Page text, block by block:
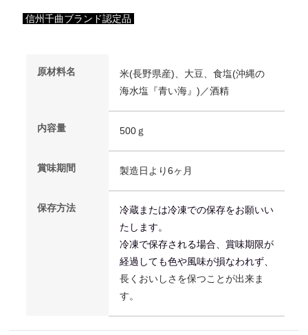
信州千曲ブランド認定品
原材料名
米(長野県産)、大豆、食塩(沖縄の
海水塩『青い海』)／酒精
内容量 500ｇ
賞味期間 製造日より6ヶ月
保存方法 冷蔵または冷凍での保存をお願いい
たします。
冷凍で保存される場合、賞味期限が
経過しても色や風味が損なわれず、
長くおいしさを保つことが出来ま
す。